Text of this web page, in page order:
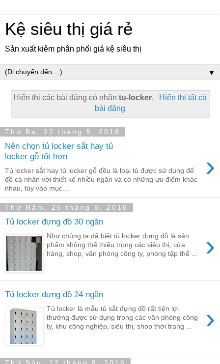
Kệ siêu thị giá rẻ
Sản xuất kiêm phân phối giá kệ siêu thị
▼
Hiển thị các bài đăng có nhãntu-locker.
Hiển thị tất cả
bài đăng
Thứ Ba, 22 tháng 5, 2018
Nên chọn tủ locker sắt hay tủ
locker gỗ tốt hơn
›
Tủ locker sắt hay tủ locker gỗ đều là loại tủ được sử dụng để
đồ cá nhân với thiết kế nhiều ngăn và có những ưu điểm khác
nhau, tùy vào mục...
Thứ Năm, 25 tháng 8, 2016
Tủ locker đựng đồ 30 ngăn
›
Như chúng ta đã biết tủ locker đựng đồ là sản
phẩm không thể thiếu trong các siêu thị, cửa
hàng, shop, văn phòng công ty, phòng tập thể ...
Tủ locker đựng đồ 24 ngăn
›
Tủ locker là mẫu tủ sắt đựng đồ rất tiện lợi
thường được sử dụng trong các văn phòng công
ty, khu công nghiệp, siêu thị, shop thời trang ...